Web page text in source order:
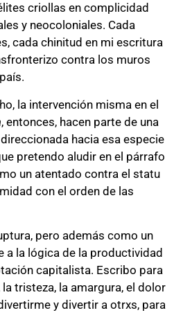
criollas en complicidad
y neocoloniales. Cada
cada chinitud en mi escritura
contra los muros
la intervención misma en el
, entonces, hacen parte de una
hacia esa especie
pretendo aludir en el párrafo
un atentado contra el statu
con el orden de las
pero además como un
a la lógica de la productividad
capitalista. Escribo para
tristeza, la amargura, el dolor
y divertir a otrxs, para